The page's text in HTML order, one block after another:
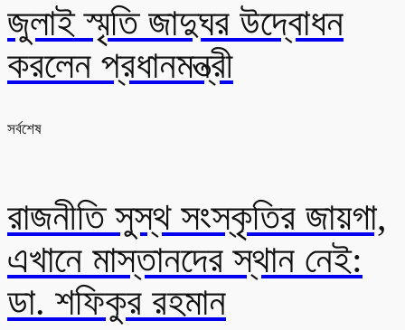
জুলাই স্মৃতি জাদুঘর উদ্বোধন
করলেন প্রধানমন্ত্রী
সর্বশেষ
রাজনীতি সুস্থ সংস্কৃতির জায়গা,
এখানে মাস্তানদের স্থান নেই:
ডা. শফিকুর রহমান